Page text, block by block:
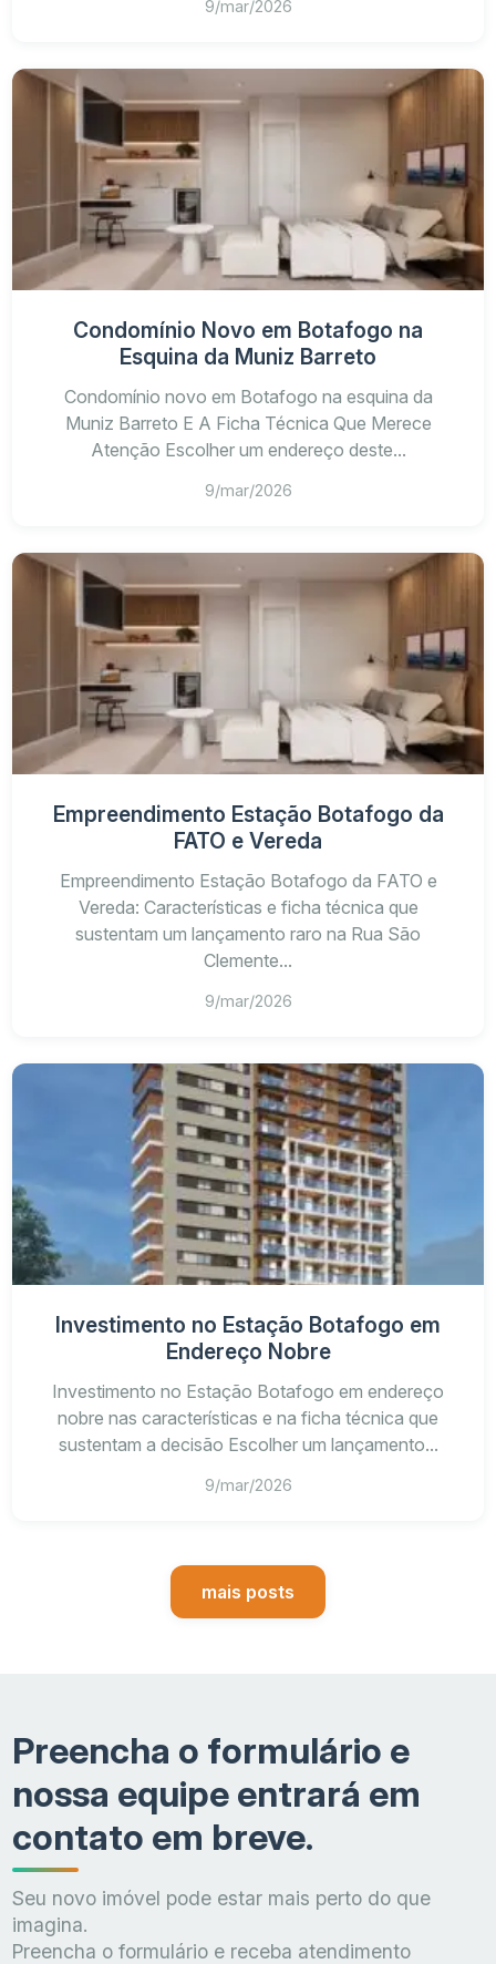
9/mar/2026
Condomínio Novo em Botafogo na
Esquina da Muniz Barreto
Condomínio novo em Botafogo na esquina da
Muniz Barreto E A Ficha Técnica Que Merece
Atenção Escolher um endereço deste...
9/mar/2026
Empreendimento Estação Botafogo da
FATO e Vereda
Empreendimento Estação Botafogo da FATO e
Vereda: Características e ficha técnica que
sustentam um lançamento raro na Rua São
Clemente...
9/mar/2026
Investimento no Estação Botafogo em
Endereço Nobre
Investimento no Estação Botafogo em endereço
nobre nas características e na ficha técnica que
sustentam a decisão Escolher um lançamento...
9/mar/2026
mais posts
Preencha o formulário e
nossa equipe entrará em
contato em breve.
Seu novo imóvel pode estar mais perto do que
imagina.
Preencha o formulário e receba atendimento